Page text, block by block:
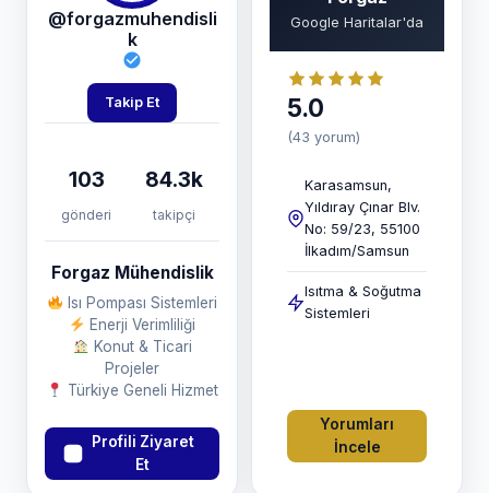
@forgazmuhendisli
k
Takip Et
103
gönderi
84.3k
takipçi
Forgaz Mühendislik
Isı Pompası Sistemleri
Enerji Verimliliği
Konut & Ticari
Projeler
Türkiye Geneli Hizmet
Profili Ziyaret
Et
Google Haritalar'da
5.0
(43 yorum)
Karasamsun,
Yıldıray Çınar Blv.
No: 59/23, 55100
İlkadım/Samsun
Isıtma & Soğutma
Sistemleri
Yorumları
İncele